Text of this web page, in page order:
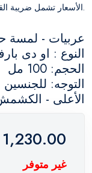
.الأسعار تشمل ضريبة
عربيات - لمسة
النوع : او دى
الحجم: 100 مل
التوجه: للجنسين
الأعلى - الكشمش
1,230.00
غير متوفر